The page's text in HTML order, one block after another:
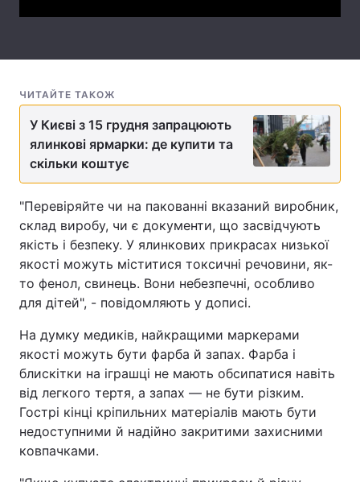
Тема оформлення
ЧИТАЙТЕ ТАКОЖ
У Києві з 15 грудня запрацюють
ялинкові ярмарки: де купити та
скільки коштує
"Перевіряйте чи на пакованні вказаний виробник,
склад виробу, чи є документи, що засвідчують
якість і безпеку. У ялинкових прикрасах низької
якості можуть міститися токсичні речовини, як-
то фенол, свинець. Вони небезпечні, особливо
для дітей", - повідомляють у дописі.
На думку медиків, найкращими маркерами
якості можуть бути фарба й запах. Фарба і
блискітки на іграшці не мають обсипатися навіть
від легкого тертя, а запах — не бути різким.
Гострі кінці кріпильних матеріалів мають бути
недоступними й надійно закритими захисними
ковпачками.